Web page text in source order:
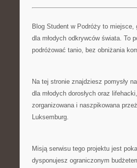
Blog Student w Podróży to
dla młodych odkrywców świata. To
podróżować tanio, bez obniżania
Na tej stronie znajdziesz pomysły
dla młodych dorosłych oraz
zorganizowana i naszpikowana
Luksemburg.
Misją serwisu tego projektu jest
dysponujesz ograniczonym